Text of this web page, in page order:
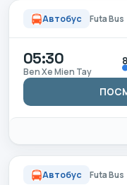
Автобус Futa Bus
05:30
Ben Xe Mien Tay
Автобус Futa Bus